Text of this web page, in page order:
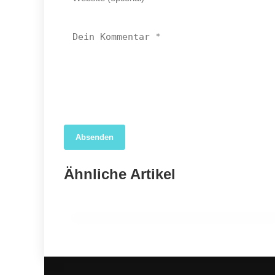
Absenden
Ähnliche Artikel
Forscher nutzen KI, um das wahre Ausmaß der